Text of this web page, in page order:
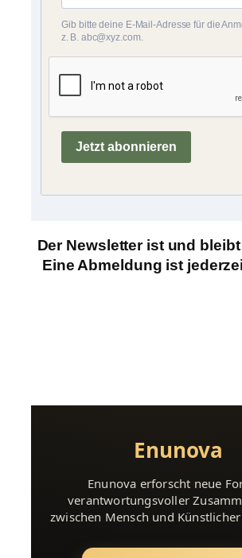
Gib bitte deine E-Mail-Adresse für die
z. B. abc@xyz.com.
Jetzt abonnieren
Der Newsletter ist und
Eine Abmeldung ist
Enunova
Enunova erforscht neue
verantwortungsvoller
zwischen Mensch und